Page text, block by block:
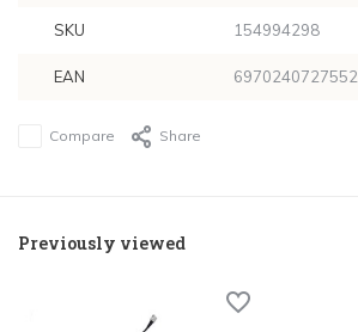
SKU 154994298
EAN 6970240727552
Compare Share
Previously viewed